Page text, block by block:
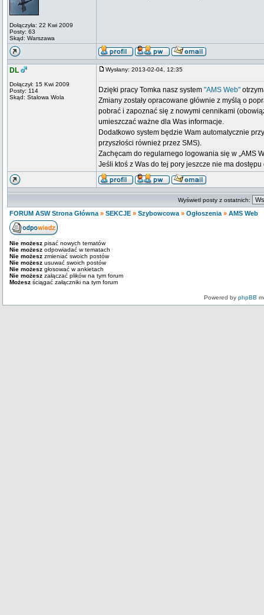
Dołączyła: 22 Kwi 2009
Posty: 63
Skąd: Warszawa
DL
Dołączył: 15 Kwi 2009
Posty: 114
Skąd: Stalowa Wola
Wysłany: 2013-02-04, 12:35
Dzięki pracy Tomka nasz system "AMS Web"
Zmiany zostały opracowane głównie z myślą o
pobrać i zapoznać się z nowymi cennikami
umieszczać ważne dla Was informacje.
Dodatkowo system będzie Wam automatycznie
przyszłości również przez SMS).
Zachęcam do regularnego logowania się w „AMS
Jeśli ktoś z Was do tej pory jeszcze nie ma
Wyświetl posty z ostatnich:
FORUM ASW Strona Główna » SEKCJE » Szybowcowa » Ogłoszenia » AMS Web
Nie możesz pisać nowych tematów
Nie możesz odpowiadać w tematach
Nie możesz zmieniać swoich postów
Nie możesz usuwać swoich postów
Nie możesz głosować w ankietach
Nie możesz załączać plików na tym forum
Możesz ściągać załączniki na tym forum
Powered by phpBB